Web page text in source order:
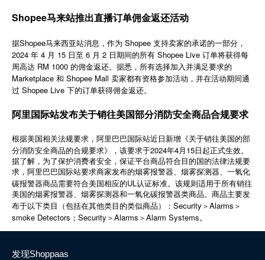
Shopee马来站推出直播订单佣金返还活动
据Shopee马来西亚站消息，作为 Shopee 支持卖家的承诺的一部分，
2024 年 4 月 15 日至 6 月 2 日期间的所有 Shopee Live 订单将获得每
周高达 RM 1000 的佣金返还。据悉，所有选择加入并满足要求的
Marketplace 和 Shopee Mall 卖家都有资格参加活动，并在活动期间通
过 Shopee Live 下的订单获得佣金返还。
阿里国际站发布关于销往美国部分消防安全商品合规要求
根据美国相关法规要求，阿里巴巴国际站近日新增《关于销往美国的部
分消防安全商品的合规要求》，该要求于2024年4月 15 日起正式生效。
据了解，为了保护消费者安全，保证平台商品符合目的国的法律法规要
求，阿里巴巴国际站要求商家发布的烟雾报警器、烟雾探测器、一氧化
碳报警器商品需要符合美国相应的UL认证标准。该规则适用于所有销往
美国的烟雾报警器、烟雾探测器和一氧化碳报警器类商品。商品主要发
布于以下类目（包括在其他类目的类似商品）： Security ＞ Alarms ＞
smoke Detectors ； Security ＞ Alarms ＞ Alarm Systems。
发现Shoppaas